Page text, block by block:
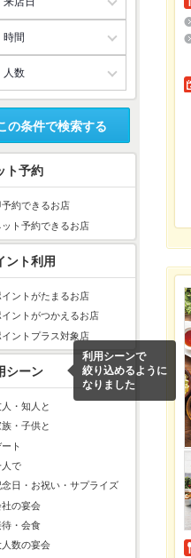
の条件で検索する
ト予約
予約できるお店
ット予約できるお店
ント利用
イントがたまるお店
イントがつかえるお店
イントプラス対象店
シーン
利用シーンで
絞り込めるように
なりました
人・知人と
族・子供と
ト
人で
念日・お祝い・サプライズ
社の宴会
待・会食
人数の宴会